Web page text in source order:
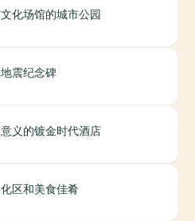
化场馆的城市公园
震纪念碑
义的镀金时代酒店
区和美食佳肴